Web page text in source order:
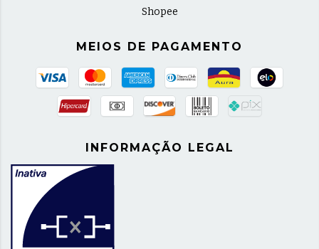
Shopee
MEIOS DE PAGAMENTO
INFORMAÇÃO LEGAL